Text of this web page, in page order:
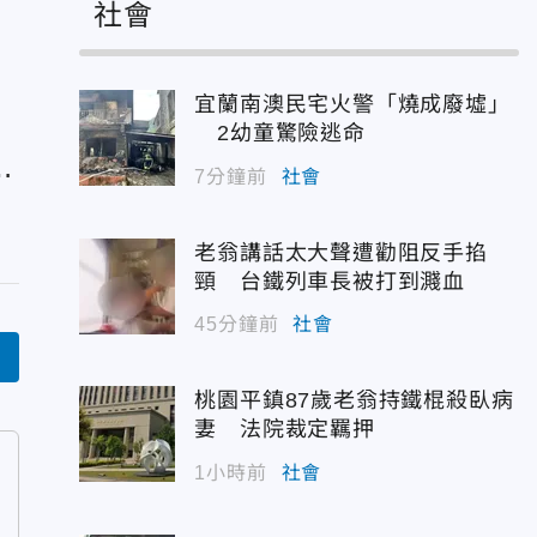
社會
宜蘭南澳民宅火警「燒成廢墟」
2幼童驚險逃命
7分鐘前 社會
老翁講話太大聲遭勸阻反手掐
頸 台鐵列車長被打到濺血
45分鐘前 社會
桃園平鎮87歲老翁持鐵棍殺臥病
妻 法院裁定羈押
1小時前 社會